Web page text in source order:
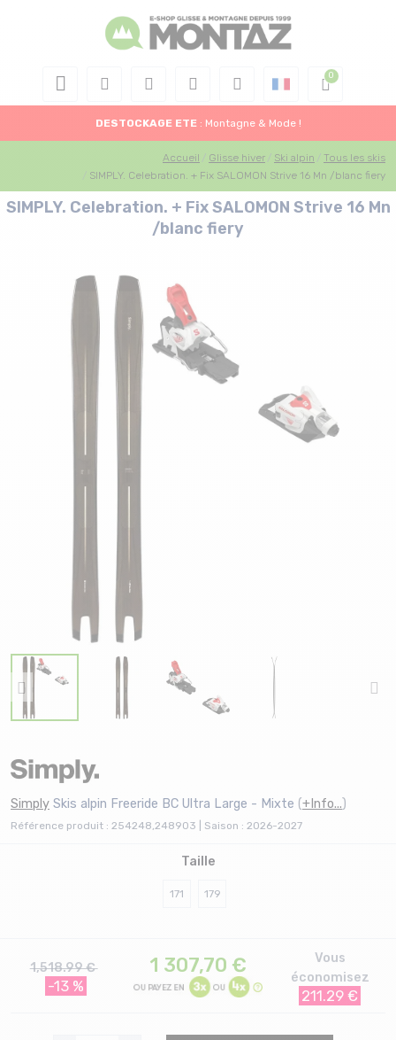
DESTOCKAGE ETE : Montagne & Mode !
Accueil Glisse hiver Ski alpin
Tous les skis
SIMPLY. Celebration. + Fix SALOMON Strive 16 Mn /blanc fiery
SIMPLY. Celebration. + Fix SALOMON Strive 16 Mn
/blanc fiery
Simply Skis alpin Freeride BC Ultra Large - Mixte (+Info...)
Référence produit : 254248,248903 | Saison : 2026-2027
Taille
171 179
1,518.99 €
-13 %
1 307,70 €
Vous
économisez
211.29 €